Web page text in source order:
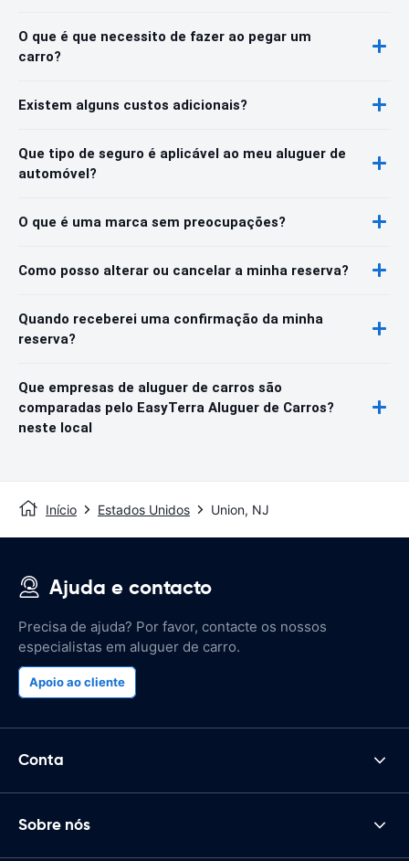
O que é que necessito de fazer ao pegar um
carro?
Existem alguns custos adicionais?
Que tipo de seguro é aplicável ao meu aluguer de
automóvel?
O que é uma marca sem preocupações?
Como posso alterar ou cancelar a minha reserva?
Quando receberei uma confirmação da minha
reserva?
Que empresas de aluguer de carros são
comparadas pelo EasyTerra Aluguer de Carros?
neste local
Início Estados Unidos Union, NJ
Ajuda e contacto
Precisa de ajuda? Por favor, contacte os nossos
especialistas em aluguer de carro.
Apoio ao cliente
Conta
Sobre nós